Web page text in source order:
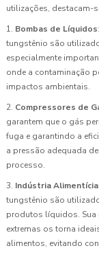
utilizações, destacam-
1. Bombas de Líquidos
tungstênio são
especialmente
onde a contaminação
impactos ambientais.
2. Compressores de
garantem que o gás
fuga e garantindo a
a pressão adequada
processo.
3. Indústria Alimentícia
tungstênio são
produtos líquidos. Sua
extremas os torna
alimentos, evitando